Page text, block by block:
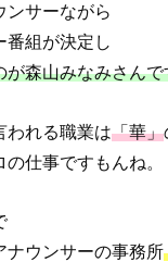
ンサーながら
番組が決定し
が森山みなみさんで
われる職業は「華」
仕事ですもんね。
ナウンサーの事務所